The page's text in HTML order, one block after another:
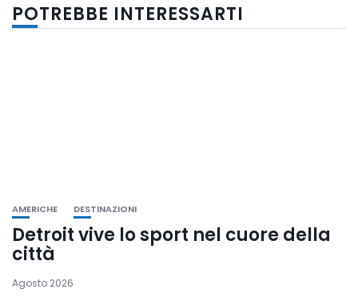
POTREBBE INTERESSARTI
AMERICHE DESTINAZIONI
Detroit vive lo sport nel cuore della
città
Agosto 2026